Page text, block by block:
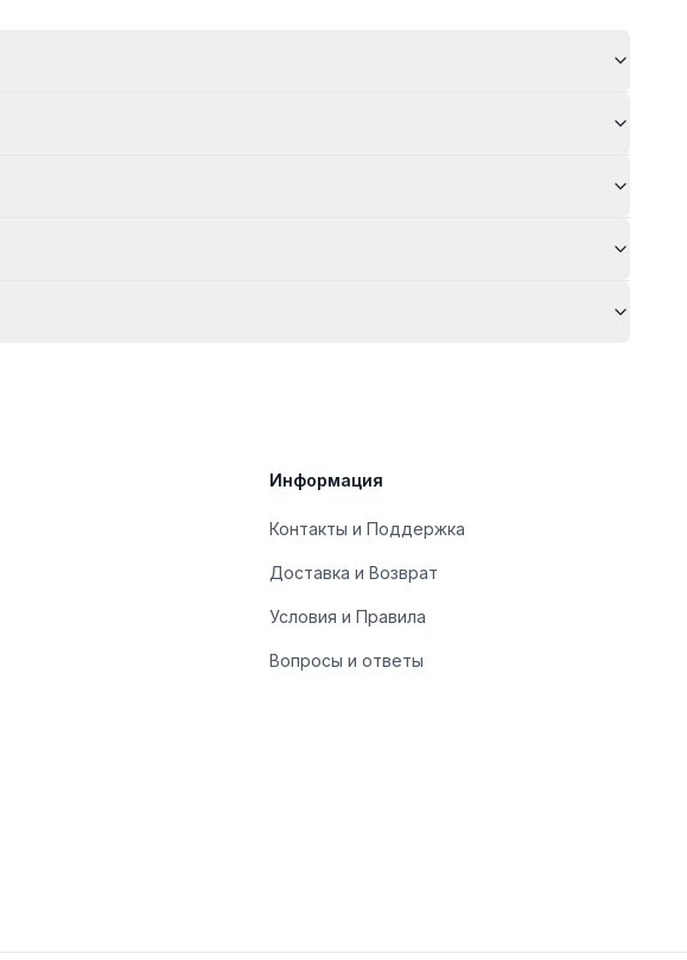
Информация
Контакты и Поддержка
Доставка и Возврат
Условия и Правила
Вопросы и ответы